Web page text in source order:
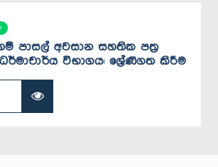
දහම් පාසල් අවසාන සහතික පත්‍ර
විභාගය: ශ්‍රේණිගත කිරීම